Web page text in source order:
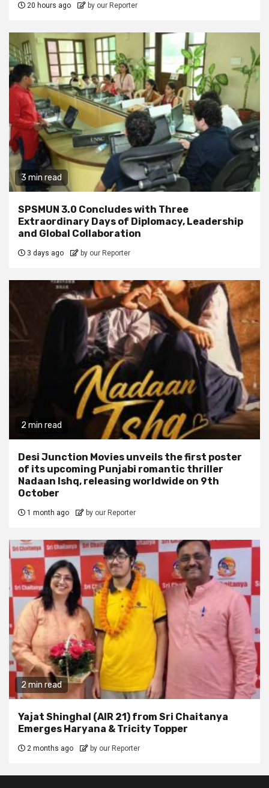
20 hours ago by our Reporter
3 min read
SPSMUN 3.0 Concludes with Three
Extraordinary Days of Diplomacy, Leadership
and Global Collaboration
3 days ago by our Reporter
2 min read
Desi Junction Movies unveils the first poster
of its upcoming Punjabi romantic thriller
Nadaan Ishq, releasing worldwide on 9th
October
1 month ago by our Reporter
2 min read
Yajat Shinghal (AIR 21) from Sri Chaitanya
Emerges Haryana & Tricity Topper
2 months ago by our Reporter